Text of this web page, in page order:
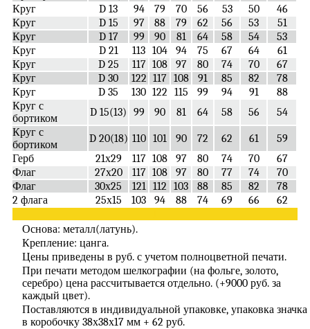
Круг
D 13 94 79 70 56 53 50
46
Круг
D 15 97 88 79 62 56 53
51
Круг
D 17 99 90 81 64 58 54
53
Круг
D 21 113 104 94 75 67 64
61
Круг
D 25 117 108 97 80 74 70
67
Круг
D 30 122 117 108 91 85 82
78
Круг
D 35 130 122 115 99 94 91
88
Круг с
бортиком
D 15(13) 99 90 81 64 58 56
54
Круг с
бортиком
D 20(18) 110 101 90 72 62 61
59
Герб
21х29 117 108 97 80 74 70
67
Флаг
27х20 117 108 97 80 77 74
70
Флаг
30х25 121 112 103 88 85 82
78
2 флага
25х15 103 94 88 74 69 66
62
Основа: металл(латунь).
Крепление: цанга.
Цены приведены в руб. с учетом полноцветной печати.
При печати методом шелкографии (на фольге, золото,
серебро) цена рассчитывается отдельно. (+9000 руб. за
каждый цвет).
Поставляются в индивидуальной упаковке, упаковка значка
в коробочку 38х38х17 мм + 62 руб.